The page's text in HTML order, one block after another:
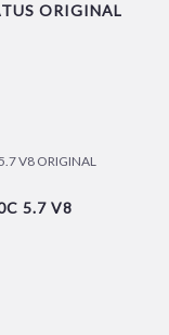
ORIGINAL
5.7 V8